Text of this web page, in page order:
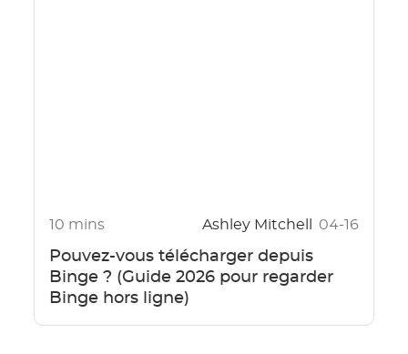
10 mins Ashley Mitchell 04-16
Pouvez-vous télécharger depuis
Binge ? (Guide 2026 pour regarder
Binge hors ligne)